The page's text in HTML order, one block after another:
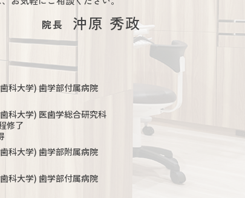
院長 沖原 秀政
科大学) 歯学部付属病院
科大学) 医歯学総合研究科
修了
科大学) 歯学部附属病院
科大学) 歯学部付属病院